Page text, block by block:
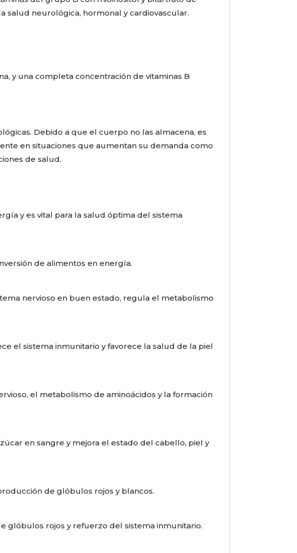
salud neurológica, hormonal y cardiovascular.
y una completa concentración de vitaminas B
Debido a que el cuerpo no las almacena, es
en situaciones que aumentan su demanda como
de salud.
y es vital para la salud óptima del sistema
de alimentos en energía.
nervioso en buen estado, regula el metabolismo
el sistema inmunitario y favorece la salud de la piel
el metabolismo de aminoácidos y la formación
en sangre y mejora el estado del cabello, piel y
de glóbulos rojos y blancos.
glóbulos rojos y refuerzo del sistema inmunitario.